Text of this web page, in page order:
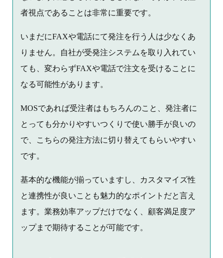
者視点であることは非常に重要です。
いまだにFAXや電話にて発注を行う人は少なくあ
りません。自社が受発注システムを取り入れてい
ても、変わらずFAXや電話で注文を受けることに
なる可能性があります。
MOSであれば受注者はもちろんのこと、発注者に
とっても分かりやすいつくりで使い勝手が良いの
で、こちらの発注方法に切り替えてもらいやすい
です。
基本的な機能が揃っていますし、カスタマイズ性
と連携性が良いことも魅力的なポイントだと言え
ます。業務効率アップだけでなく、顧客満足度ア
ップまで期待することが可能です。